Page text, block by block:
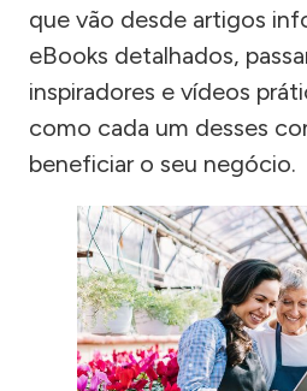
que vão desde artigos
eBooks detalhados,
inspiradores e vídeos
como cada um desses
beneficiar o seu negócio.